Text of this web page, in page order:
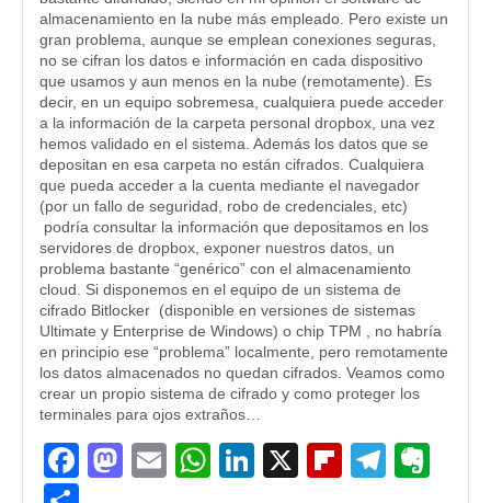
almacenamiento en la nube más empleado. Pero existe un
gran problema, aunque se emplean conexiones seguras,
no se cifran los datos e información en cada dispositivo
que usamos y aun menos en la nube (remotamente). Es
decir, en un equipo sobremesa, cualquiera puede acceder
a la información de la carpeta personal dropbox, una vez
hemos validado en el sistema. Además los datos que se
depositan en esa carpeta no están cifrados. Cualquiera
que pueda acceder a la cuenta mediante el navegador
(por un fallo de seguridad, robo de credenciales, etc)
podría consultar la información que depositamos en los
servidores de dropbox, exponer nuestros datos, un
problema bastante “genérico” con el almacenamiento
cloud. Si disponemos en el equipo de un sistema de
cifrado Bitlocker (disponible en versiones de sistemas
Ultimate y Enterprise de Windows) o chip TPM , no habría
en principio ese “problema” localmente, pero remotamente
los datos almacenados no quedan cifrados. Veamos como
crear un propio sistema de cifrado y como proteger los
terminales para ojos extraños…
Facebook
Mastodon
EmailWhatsApp
LinkedIn
X Flipboard